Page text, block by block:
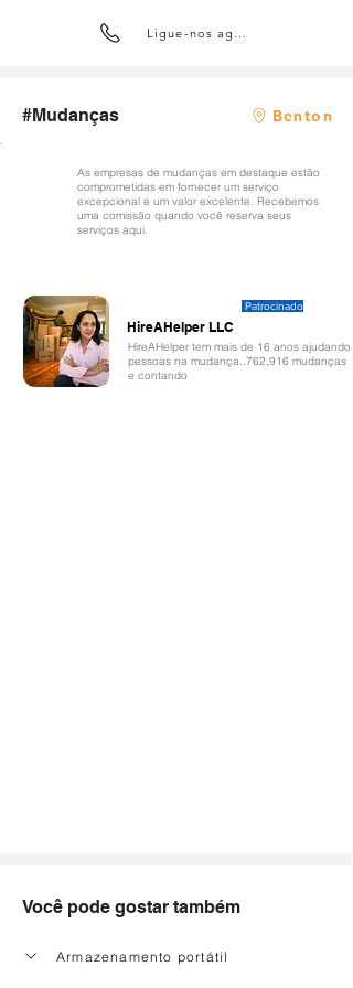
Ligue-nos agora
#Mudanças Benton
As empresas de mudanças em destaque estão
comprometidas em fornecer um serviço
excepcional e um valor excelente. Recebemos
uma comissão quando você reserva seus
serviços aqui.
HireAHelper LLC
Patrocinado
HireAHelper tem mais de 16 anos ajudando
pessoas na mudança..762,916 mudanças
e contando
Você pode gostar também
Armazenamento portátil